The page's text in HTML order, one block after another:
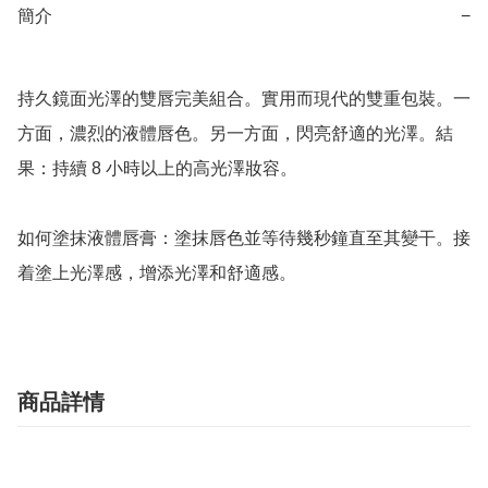
簡介 −
持久鏡面光澤的雙唇完美組合。實用而現代的雙重包裝。一
方面，濃烈的液體唇色。另一方面，閃亮舒適的光澤。結
果：持續 8 小時以上的高光澤妝容。
如何塗抹液體唇膏：塗抹唇色並等待幾秒鐘直至其變干。接
着塗上光澤感，增添光澤和舒適感。
商品詳情